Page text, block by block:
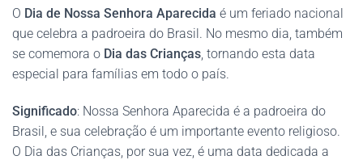
O Dia de Nossa Senhora Aparecida é um feriado nacional
que celebra a padroeira do Brasil. No mesmo dia, também
se comemora o Dia das Crianças, tornando esta data
especial para famílias em todo o país.
Significado: Nossa Senhora Aparecida é a padroeira do
Brasil, e sua celebração é um importante evento religioso.
O Dia das Crianças, por sua vez, é uma data dedicada a